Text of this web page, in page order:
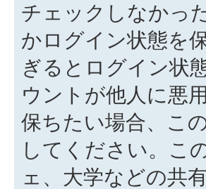
チェックしなかっ
かログイン状態を
ぎるとログイン状
ウントが他人に悪
保ちたい場合、こ
してください。こ
ェ、大学などの共